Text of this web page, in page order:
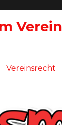
Verein
Vereinsrecht